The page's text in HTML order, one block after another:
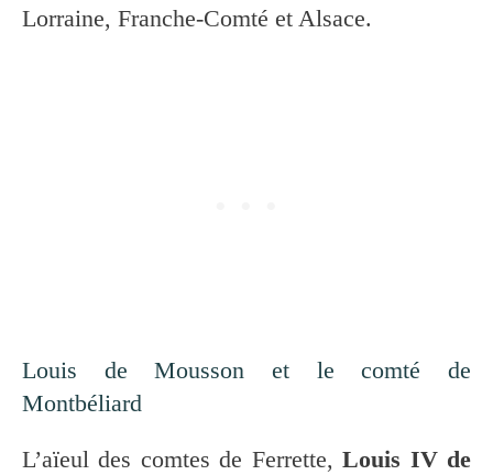
Lorraine, Franche-Comté et Alsace.
Louis de Mousson et le comté de
Montbéliard
L’aïeul des comtes de Ferrette,Louis IV de